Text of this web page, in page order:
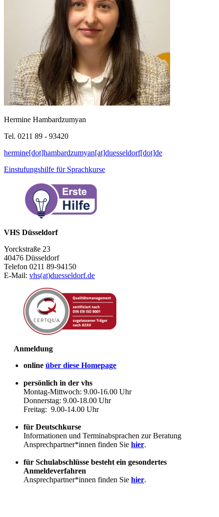
Hermine Hambardzumyan
Tel. 0211 89 - 93420
hermine[dot]hambardzumyan[at]duesseldorf[dot]de
Einstufungshilfe für Sprachkurse
VHS Düsseldorf
Yorckstraße 23
40476 Düsseldorf
Telefon 0211 89-94150
E-Mail: vhs(at)duesseldorf.de
Anmeldung
online über diese Homepage
persönlich in der vhs
Montag-Mittwoch: 9.00-16.00 Uhr
Donnerstag: 9.00-18.00 Uhr
Freitag: 9.00-14.00 Uhr
für Deutschkurse
Informationen und Terminabsprachen zur Beratung
Ansprechpartner*innen finden Sie hier.
für Schulabschlüsse besteht ein gesondertes
Anmeldeverfahren
Ansprechpartner*innen finden Sie hier.